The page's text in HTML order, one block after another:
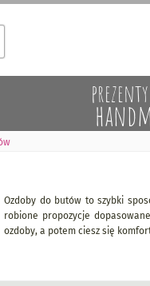
prezenty
Ozdoby do butów to szybki
robione propozycje
ozdoby, a potem ciesz się